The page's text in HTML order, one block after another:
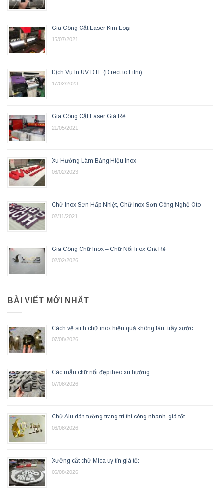
Gia Công Cắt Laser Kim Loại
15/07/2021
Dịch Vụ In UV DTF (Direct to Film)
17/02/2023
Gia Công Cắt Laser Giá Rẻ
21/05/2021
Xu Hướng Làm Bảng Hiệu Inox
08/02/2023
Chữ Inox Sơn Hấp Nhiệt, Chữ Inox Sơn Công Nghệ Oto
02/11/2021
Gia Công Chữ Inox – Chữ Nổi Inox Giá Rẻ
02/02/2026
BÀI VIẾT MỚI NHẤT
Cách vệ sinh chữ inox hiệu quả không làm trầy xước
07/08/2026
Các mẫu chữ nổi đẹp theo xu hướng
07/08/2026
Chữ Alu dán tường trang trí thi công nhanh, giá tốt
06/08/2026
Xưởng cắt chữ Mica uy tín giá tốt
06/08/2026